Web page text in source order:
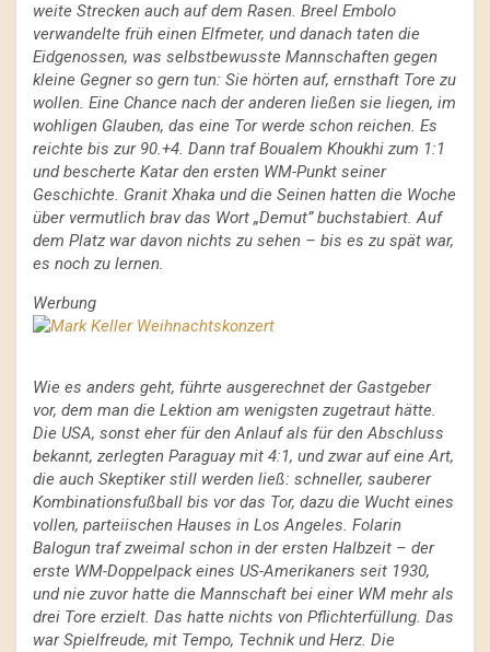
weite Strecken auch auf dem Rasen. Breel Embolo
verwandelte früh einen Elfmeter, und danach taten die
Eidgenossen, was selbstbewusste Mannschaften gegen
kleine Gegner so gern tun: Sie hörten auf, ernsthaft Tore zu
wollen. Eine Chance nach der anderen ließen sie liegen, im
wohligen Glauben, das eine Tor werde schon reichen. Es
reichte bis zur 90.+4. Dann traf Boualem Khoukhi zum 1:1
und bescherte Katar den ersten WM-Punkt seiner
Geschichte. Granit Xhaka und die Seinen hatten die Woche
über vermutlich brav das Wort „Demut” buchstabiert. Auf
dem Platz war davon nichts zu sehen – bis es zu spät war,
es noch zu lernen.
Werbung
Wie es anders geht, führte ausgerechnet der Gastgeber
vor, dem man die Lektion am wenigsten zugetraut hätte.
Die USA, sonst eher für den Anlauf als für den Abschluss
bekannt, zerlegten Paraguay mit 4:1, und zwar auf eine Art,
die auch Skeptiker still werden ließ: schneller, sauberer
Kombinationsfußball bis vor das Tor, dazu die Wucht eines
vollen, parteiischen Hauses in Los Angeles. Folarin
Balogun traf zweimal schon in der ersten Halbzeit – der
erste WM-Doppelpack eines US-Amerikaners seit 1930,
und nie zuvor hatte die Mannschaft bei einer WM mehr als
drei Tore erzielt. Das hatte nichts von Pflichterfüllung. Das
war Spielfreude, mit Tempo, Technik und Herz. Die